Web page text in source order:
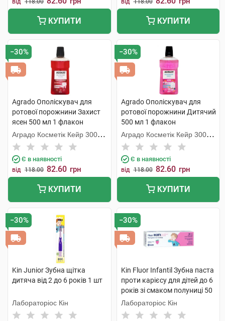
від 118.00
КУПИТИ
від 118.00
КУПИТИ
−30%
Agrado Ополіскувач для
ротової порожнини Захист
ясен 500 мл 1 флакон
Аградо Косметік Кейр 3000
С.Л.У.
Є в наявності
від 118.00 82.60 грн
КУПИТИ
−30%
Agrado Ополіскувач для
ротової порожнини Дитячий
500 мл 1 флакон
Аградо Косметік Кейр 3000
С.Л.У.
Є в наявності
від 118.00 82.60 грн
КУПИТИ
−30%
Kin Junior Зубна щітка
дитяча від 2 до 6 років 1 шт
Лабораторіос Кін
−30%
Kin Fluor Infantil Зубна паста
проти карієсу для дітей до 6
років зі смаком полуниці 50
мл 1 туба
Лабораторіос Кін